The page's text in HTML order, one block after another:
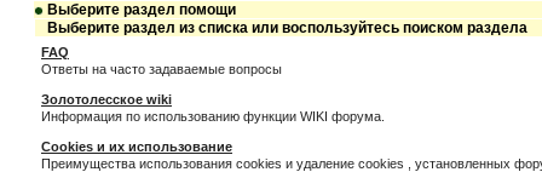
Выберите раздел помощи
Выберите раздел из списка или воспользуйтесь поиском раздела
FAQ
Ответы на часто задаваемые вопросы
Золотолесское wiki
Информация по использованию функции WIKI форума.
Cookies и их использование
Преимущества использования cookies и удаление cookies , установленных